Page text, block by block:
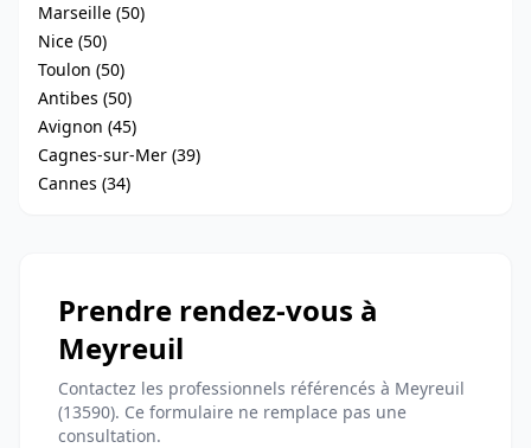
Marseille (50)
Nice (50)
Toulon (50)
Antibes (50)
Avignon (45)
Cagnes-sur-Mer (39)
Cannes (34)
Prendre rendez-vous à
Meyreuil
Contactez les professionnels référencés à Meyreuil
(13590). Ce formulaire ne remplace pas une
consultation.